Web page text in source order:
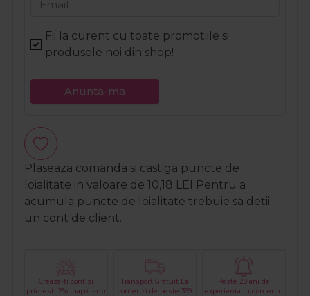
Email
Fii la curent cu toate promotiile si
produsele noi din shop!
Anunta-ma
Plaseaza comanda si castiga puncte de
loialitate in valoare de 10,18 LEI
Pentru a
acumula puncte de loialitate trebuie sa detii
un cont de client.
Creaza-ti cont si
primesti 2% inapoi sub
Transport Gratuit La
comenzi de peste 399
Peste 29 ani de
experienta in domeniu